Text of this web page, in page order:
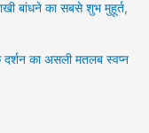
बांधने का सबसे शुभ मुहूर्त,
का असली मतलब स्वप्न